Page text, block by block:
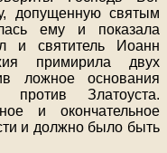
допущенную святым
ему и показала
и святитель Иоанн
примирила двух
ложное основания
Златоуста.
и окончательное
и должно было быть